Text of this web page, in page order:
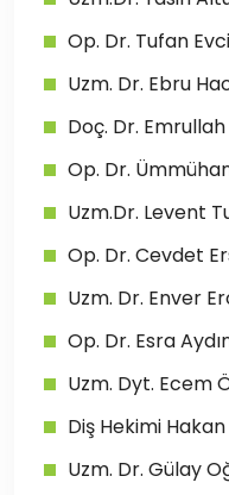
Op. Dr. Tufan
Uzm. Dr. Ebru
Doç. Dr.
Op. Dr.
Uzm.Dr. Levent
Op. Dr. Cevdet
Uzm. Dr. Enver
Op. Dr. Esra
Uzm. Dyt. Ecem
Diş Hekimi
Uzm. Dr. Gülay